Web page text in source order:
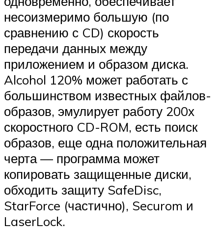
несоизмеримо большую (по
сравнению с CD) скорость
передачи данных между
приложением и образом диска.
Alcohol 120% может работать с
большинством известных файлов-
образов, эмулирует работу 200х
скоростного CD-ROM, есть поиск
образов, еще одна положительная
черта — программа может
копировать защищенные диски,
обходить защиту SafeDisc,
StarForce (частично), Securom и
LaserLock.